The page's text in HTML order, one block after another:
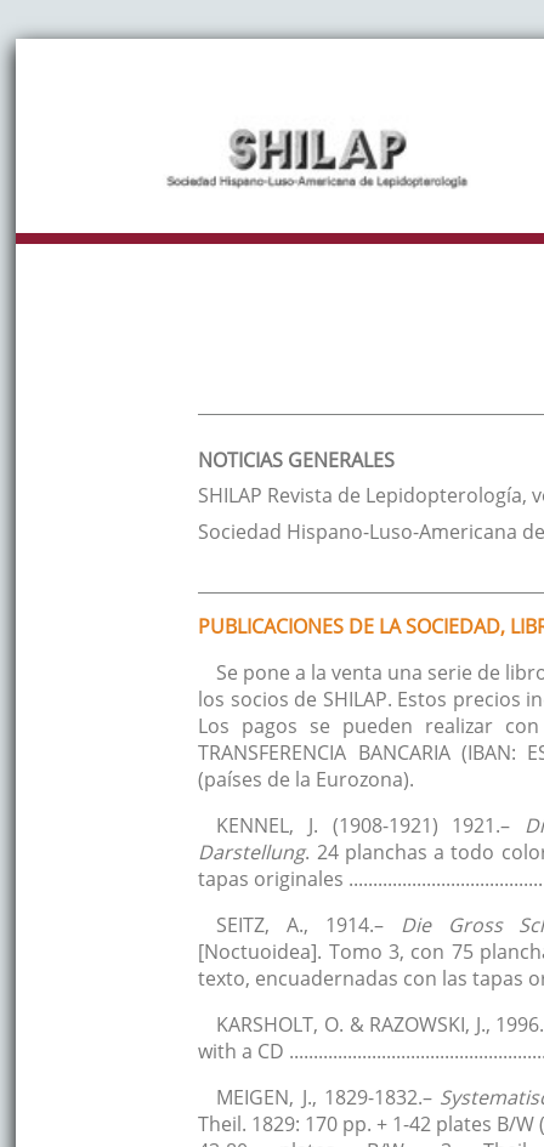
NOTICIAS GENERALES
SHILAP Revista de Lepidopterología,
Sociedad Hispano-Luso-Americana
PUBLICACIONES DE LA SOCIEDAD,
Se pone a la venta una serie de
los socios de SHILAP. Estos precios
Los pagos se pueden realizar con
TRANSFERENCIA BANCARIA
(países de la Eurozona).
KENNEL, J. (1908-1921) 1921.–
Darstellung. 24 planchas a todo
tapas originales
SEITZ, A., 1914.– Die Gross
[Noctuoidea]. Tomo 3, con 75
texto, encuadernadas con las tapas
KARSHOLT, O. & RAZOWSKI, J.,
with a CD
MEIGEN, J., 1829-1832.–
Theil. 1829: 170 pp. + 1-42 plates B/